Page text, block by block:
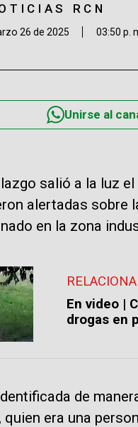
RCN
26 de 2025 03:50 p.
Unirse al
salió a la luz
alertadas sobre
en la zona
En video |
drogas en
de
quien era una